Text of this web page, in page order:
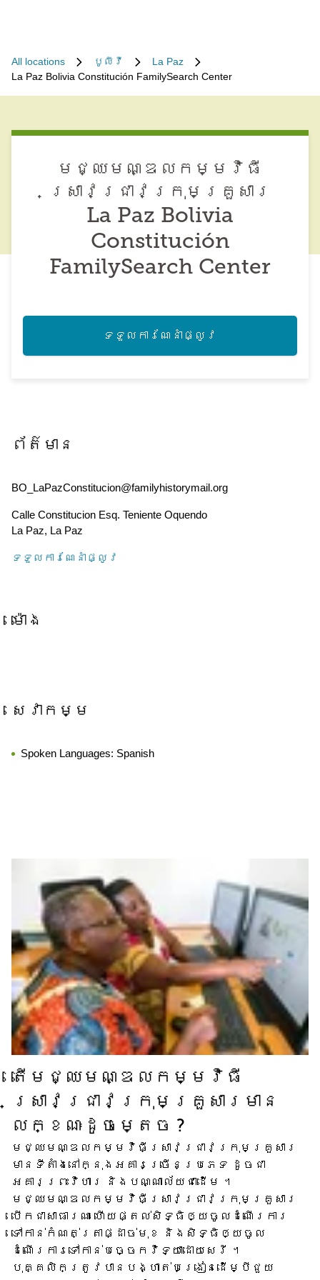
All locations បូលីវី
La Paz
La Paz Bolivia Constitución FamilySearch Center
មជ្ឈមណ្ឌល​កម្មវិធី​
ស្រាវជ្រាវ​ក្រុមគ្រួសារ
La Paz Bolivia
Constitución
FamilySearch Center
ទទួល​ការណែនាំ​ផ្លូវ
ព័ត៌មាន
BO_LaPazConstitucion@familyhistorymail.org
Calle Constitucion Esq. Teniente Oquendo
La Paz, La Paz
ទទួល​ការណែនាំ​ផ្លូវ
ម៉ោង
សេវាកម្ម
Spoken Languages: Spanish
តើ​មជ្ឈមណ្ឌល​កម្មវិធី​
ស្រាវជ្រាវ​ក្រុមគ្រួសារ​មាន​
លក្ខណៈ​ដូចម្តេច ?
មជ្ឈមណ្ឌល​កម្មវិធី​ស្រាវជ្រាវ​ក្រុមគ្រួសារ​
មាន​ទីតាំង​នៅក្នុង​អគារ​ច្រើន​ប្រភេទ ដូចជា​
អគារ​ព្រះវិហារ និង​បណ្ណាល័យ​ជាដើម ។
មជ្ឈមណ្ឌល​កម្មវិធី​ស្រាវជ្រាវ​ក្រុមគ្រួសារ​
បើក​ជា​សាធារណៈ ហើយ​ផ្តល់​សិទ្ធិ​ឲ្យ​ចូល​ដំណើរការ​
ទៅកាន់​កំណត់ត្រា​ផ្ដាច់មុខ និង​សិទ្ធិ​ឲ្យ​ចូល​
ដំណើរការ​ទៅ​កាន់​បច្ចេកវិទ្យា​ដោយសេរី ។
បុគ្គលិក​ត្រូវ​បាន​បង្ហាត់​បង្រៀន​ដើម្បី​ជួយ​